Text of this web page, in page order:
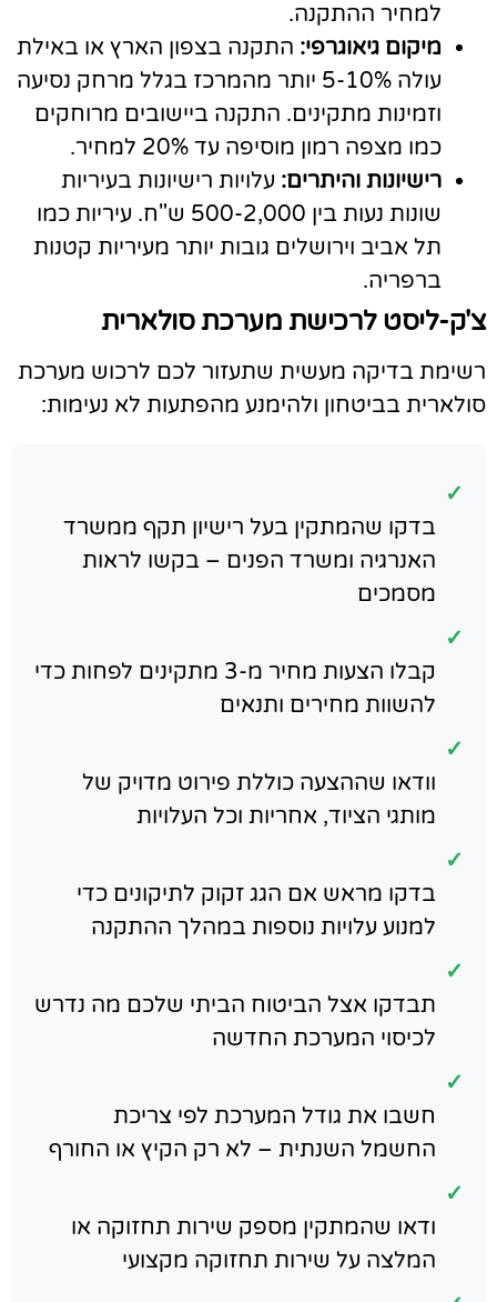
למחיר ההתקנה.
מיקום גיאוגרפי:התקנה בצפון הארץ או באילת
עולה 5-10% יותר מהמרכז בגלל מרחק נסיעה
וזמינות מתקינים. התקנה ביישובים מרוחקים
כמו מצפה רמון מוסיפה עד 20% למחיר.
רישיונות והיתרים:עלויות רישיונות בעיריות
שונות נעות בין 500-2,000 ש"ח. עיריות כמו
תל אביב וירושלים גובות יותר מעיריות קטנות
ברפריה.
ליסט לרכישת מערכת סולארית
בדיקה מעשית שתעזור לכם לרכוש מערכת
בביטחון ולהימנע מהפתעות לא נעימות:
בדקו שהמתקין בעל רישיון תקף ממשרד
האנרגיה ומשרד הפנים – בקשו לראות
מסמכים
קבלו הצעות מחיר מ-3 מתקינים לפחות כדי
להשוות מחירים ותנאים
וודאו שההצעה כוללת פירוט מדויק של
מותגי הציוד, אחריות וכל העלויות
בדקו מראש אם הגג זקוק לתיקונים כדי
למנוע עלויות נוספות במהלך ההתקנה
תבדקו אצל הביטוח הביתי שלכם מה נדרש
לכיסוי המערכת החדשה
חשבו את גודל המערכת לפי צריכת
החשמל השנתית – לא רק הקיץ או החורף
ודאו שהמתקין מספק שירות תחזוקה או
המלצה על שירות תחזוקה מקצועי